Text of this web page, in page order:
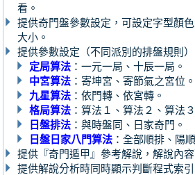
看。
提供奇門盤參數設定，可設定字型顏
大小。
提供參數設定（不同派別的排盤規則）
定局算法 ：一元一局、十辰一局。
中宮算法 ：寄坤宮、寄節氣之宮位。
九星算法 ：依門轉、依宮轉。
格局算法 ：算法１、算法２、算法３
日盤排法 ：與時盤同、日家奇門。
日盤日家八門算法 ：全部順排、陽
提供『奇門遁甲』參考解說，解說內
提供解說分析時同時顯示判斷程式索